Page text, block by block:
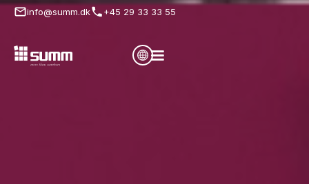
info@summ.dk +45 29 33 33 55